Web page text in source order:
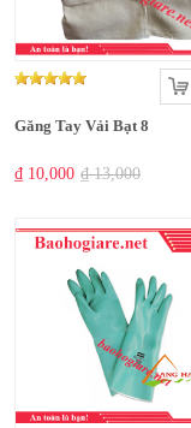
Găng Tay Vải Bạt 8
₫ 10,000 ₫ 13,000